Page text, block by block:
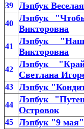
39 Лэпбук
40
Лэпбук
Викторовна
41
Лэпбук
Викторовна
42
Лэпбук
Светлана
43 Лэпбук
44
Лэпбук
Островок
45 Лэпбук "9